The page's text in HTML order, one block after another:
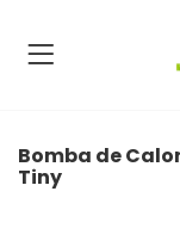
e
Bomba de
Tiny